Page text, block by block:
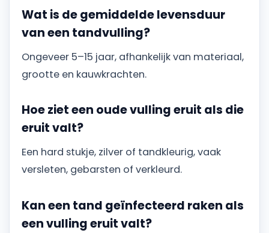
Wat is de gemiddelde levensduur
van een tandvulling?
Ongeveer 5–15 jaar, afhankelijk van materiaal,
grootte en kauwkrachten.
Hoe ziet een oude vulling eruit als die
eruit valt?
Een hard stukje, zilver of tandkleurig, vaak
versleten, gebarsten of verkleurd.
Kan een tand geïnfecteerd raken als
een vulling eruit valt?